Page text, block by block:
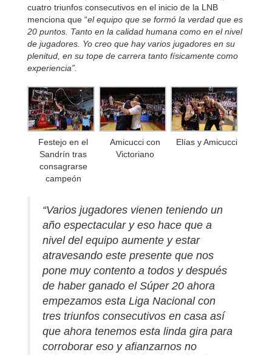
cuatro triunfos consecutivos en el inicio de la LNB
menciona que “el equipo que se formó la verdad que es
20 puntos. Tanto en la calidad humana como en el nivel
de jugadores. Yo creo que hay varios jugadores en su
plenitud, en su tope de carrera tanto físicamente como
experiencia”.
Festejo en el
Sandrín tras
consagrarse
campeón
Amicucci con
Victoriano
Elías y Amicucci
“Varios jugadores vienen teniendo un
año espectacular y eso hace que a
nivel del equipo aumente y estar
atravesando este presente que nos
pone muy contento a todos y después
de haber ganado el Súper 20 ahora
empezamos esta Liga Nacional con
tres triunfos consecutivos en casa así
que ahora tenemos esta linda gira para
corroborar eso y afianzarnos no